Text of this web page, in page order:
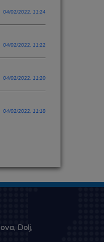
04/02/2022, 11:24
04/02/2022, 11:22
04/02/2022, 11:20
04/02/2022, 11:18
Dolj,